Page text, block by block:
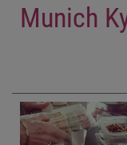
Munich